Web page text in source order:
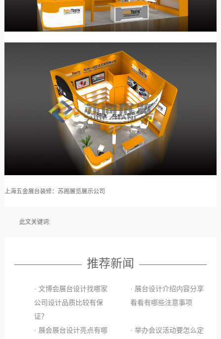
上海五金展台装修：苏阁展览展示公司
此文关键词:
推荐新闻
· 文博会展台设计找哪家
公司设计品质比较有保
证？
· 展台设计介绍内容分享
看看有哪些注意事项
· 展会展台设计亮点有哪
· 举办会议活动要怎么定